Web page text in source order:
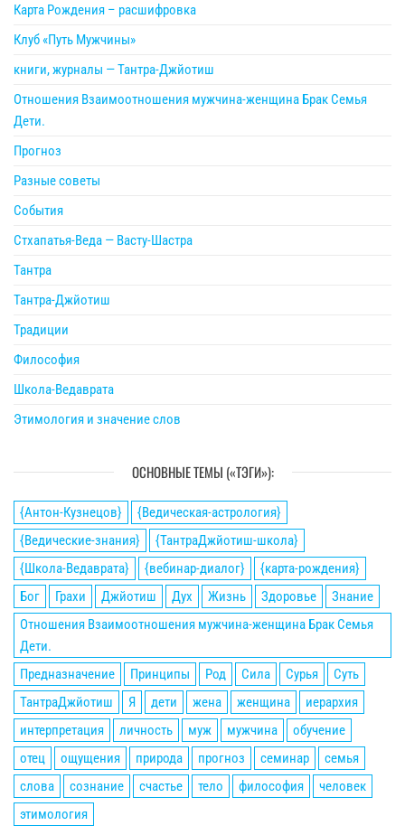
Карта Рождения – расшифровка
Клуб «Путь Мужчины»
книги, журналы — Тантра-Джйотиш
Отношения Взаимоотношения мужчина-женщина Брак Семья
Дети.
Прогноз
Разные советы
События
Стхапатья-Веда — Васту-Шастра
Тантра
Тантра-Джйотиш
Традиции
Философия
Школа-Ведаврата
Этимология и значение слов
ОСНОВНЫЕ ТЕМЫ («ТЭГИ»):
{Антон-Кузнецов}
{Ведическая-астрология}
{Ведические-знания}
{ТантраДжйотиш-школа}
{Школа-Ведаврата}
{вебинар-диалог}
{карта-рождения}
Бог
Грахи Джйотиш Дух Жизнь Здоровье
Знание
Отношения Взаимоотношения мужчина-женщина Брак Семья
Дети.
Предназначение
Принципы Род Сила Сурья
Суть
ТантраДжйотиш
Я дети жена женщина
иерархия
интерпретация
личность муж мужчина
обучение
отец
ощущения природа прогноз семинар
семья
слова
сознание счастье тело философия
человек
этимология